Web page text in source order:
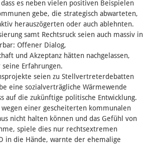
es neben vielen positiven Beispielen
gebe, die strategisch abwarteten,
herauszögerten oder auch ablehnten.
samt Rechtsruck seien auch massiv in
Offener Dialog,
und Akzeptanz hätten nachgelassen,
Erfahrungen.
seien zu Stellvertreterdebatten
eine sozialverträgliche Wärmewende
auf die zukünftige politische Entwicklung.
wegen einer gescheiterten kommunalen
nicht halten können und das Gefühl von
spiele dies nur rechtsextremen
in die Hände, warnte der ehemalige